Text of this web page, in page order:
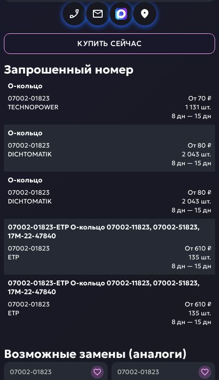
КУПИТЬ СЕЙЧАС
Запрошенный номер
07002-01823
TECHNOPOWER
О-кольцо
1 131 шт.
От70 ₽
8 дн — 15 дн
07002-01823
DICHTOMATIK
О-кольцо
2 043 шт.
От80 ₽
8 дн — 15 дн
07002-01823
DICHTOMATIK
О-кольцо
2 043 шт.
От80 ₽
8 дн — 15 дн
07002-01823
ETP
07002-01823-ETP О-кольцо 07002-11823, 07002-51823,
17M-22-47840
135 шт.
От610 ₽
8 дн — 15 дн
07002-01823
ETP
07002-01823-ETP О-кольцо 07002-11823, 07002-51823,
17M-22-47840
135 шт.
От610 ₽
8 дн — 15 дн
Возможные замены (аналоги)
07002-01823
Заказывая запчасти у нас, вы получаете гарантию
07002-01823
Заказывая запчасти у